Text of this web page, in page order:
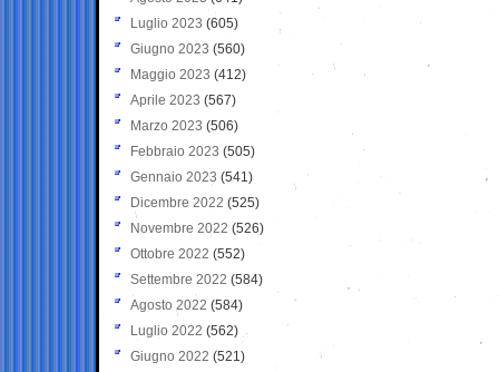
Luglio 2023 (605)
Giugno 2023 (560)
Maggio 2023 (412)
Aprile 2023 (567)
Marzo 2023 (506)
Febbraio 2023 (505)
Gennaio 2023 (541)
Dicembre 2022 (525)
Novembre 2022 (526)
Ottobre 2022 (552)
Settembre 2022 (584)
Agosto 2022 (584)
Luglio 2022 (562)
Giugno 2022 (521)